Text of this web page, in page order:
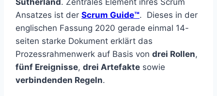
Sutherland. Zentrales Element ihres Scrum
Ansatzes ist der Scrum Guide™. Dieses in der
englischen Fassung 2020 gerade einmal 14-
seiten starke Dokument erklärt das
Prozessrahmenwerk auf Basis von drei Rollen,
fünf Ereignisse, drei Artefakte sowie
verbindenden Regeln.